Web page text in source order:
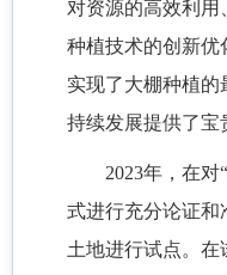
对资源的高效利用
种植技术的创新优
实现了大棚种植
持续发展提供了宝
2023年，在
式进行充分论证和
土地进行试点。